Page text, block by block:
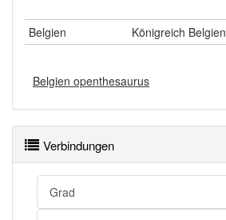
Belgien Königreich Belgien
Belgien openthesaurus
Verbindungen
Grad